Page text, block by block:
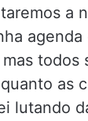
a
agenda
todos
as
lutando